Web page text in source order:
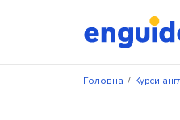
/
Головна Курси